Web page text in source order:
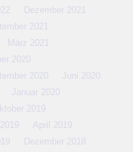
Dezember 2021
2021
März 2021
2020
2020
Juni 2020
Januar 2020
2019
April 2019
Dezember 2018